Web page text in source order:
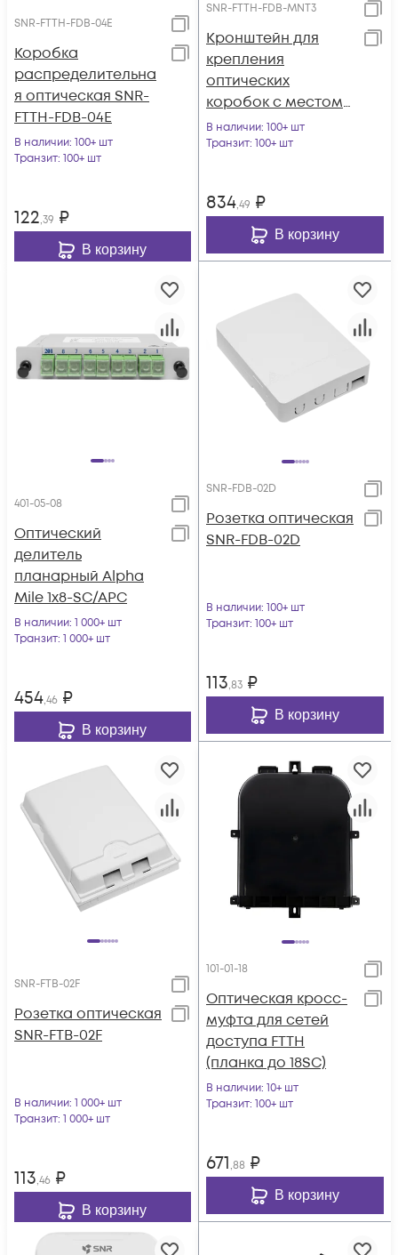
SNR-FTTH-FDB-04Е
Коробка
распределительна
я оптическая SNR-
FTTH-FDB-04Е
В наличии: 100+ шт
Транзит: 100+ шт
122,39 ₽
В корзину
SNR-FTTH-FDB-MNT3
Кронштейн для
крепления
оптических
коробок с местом
для запаса кабеля
В наличии: 100+ шт
Транзит: 100+ шт
834,49 ₽
В корзину
401-05-08
Оптический
делитель
планарный Alpha
Mile 1x8-SC/APC
В наличии: 1 000+ шт
Транзит: 1 000+ шт
454,46 ₽
В корзину
SNR-FDB-02D
Розетка оптическая
SNR-FDB-02D
В наличии: 100+ шт
Транзит: 100+ шт
113,83 ₽
В корзину
SNR-FTB-02F
Розетка оптическая
SNR-FTB-02F
В наличии: 1 000+ шт
Транзит: 1 000+ шт
113,46 ₽
В корзину
101-01-18
Оптическая кросс-
муфта для сетей
доступа FTTH
(планка до 18SC)
В наличии: 10+ шт
Транзит: 100+ шт
671,88 ₽
В корзину